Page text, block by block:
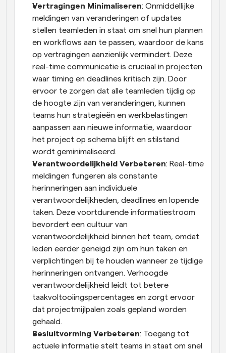
Vertragingen Minimaliseren: Onmiddellijke
meldingen van veranderingen of updates
stellen teamleden in staat om snel hun plannen
en workflows aan te passen, waardoor de kans
op vertragingen aanzienlijk vermindert. Deze
real-time communicatie is cruciaal in projecten
waar timing en deadlines kritisch zijn. Door
ervoor te zorgen dat alle teamleden tijdig op
de hoogte zijn van veranderingen, kunnen
teams hun strategieën en werkbelastingen
aanpassen aan nieuwe informatie, waardoor
het project op schema blijft en stilstand
wordt geminimaliseerd.
Verantwoordelijkheid Verbeteren: Real-time
meldingen fungeren als constante
herinneringen aan individuele
verantwoordelijkheden, deadlines en lopende
taken. Deze voortdurende informatiestroom
bevordert een cultuur van
verantwoordelijkheid binnen het team, omdat
leden eerder geneigd zijn om hun taken en
verplichtingen bij te houden wanneer ze tijdige
herinneringen ontvangen. Verhoogde
verantwoordelijkheid leidt tot betere
taakvoltooiingspercentages en zorgt ervoor
dat projectmijlpalen zoals gepland worden
gehaald.
Besluitvorming Verbeteren: Toegang tot
actuele informatie stelt teams in staat om snel